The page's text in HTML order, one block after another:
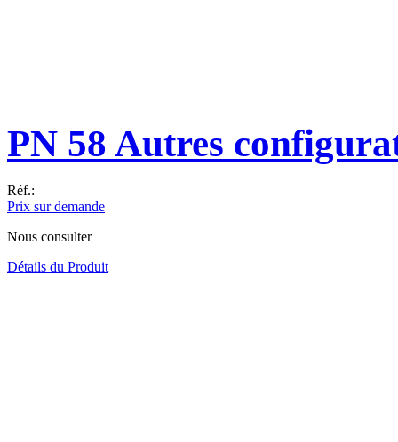
PN 58 Autres
Réf.:
Prix sur demande
Nous consulter
Détails du Produit